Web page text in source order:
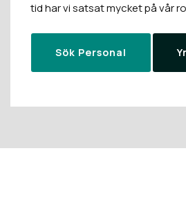
tid har vi satsat mycket på vår
Sök Personal